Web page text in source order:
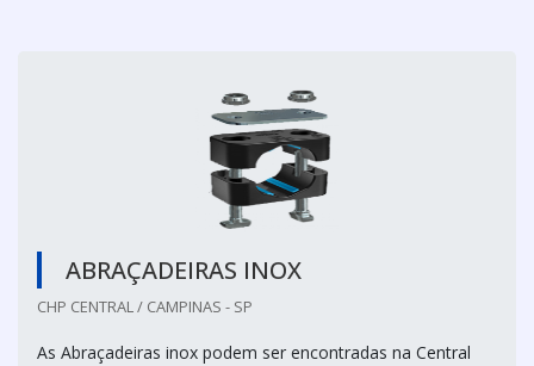
ABRAÇADEIRAS INOX
CHP CENTRAL / CAMPINAS - SP
As Abraçadeiras inox podem ser encontradas na Central